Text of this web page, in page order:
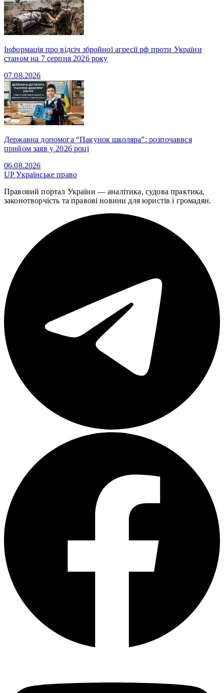
Інформація про відсіч збройної агресії рф проти України
станом на 7 серпня 2026 року
07.08.2026
Державна допомога “Пакунок школяра”: розпочаввся
прийом заяв у 2026 році
06.08.2026
UPУкраїнське право
Правовий портал України — аналітика, судова практика,
законотворчість та правові новини для юристів і громадян.